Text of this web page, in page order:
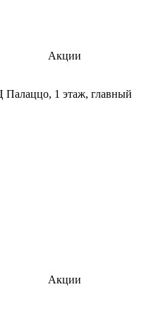
Акции
Палаццо, 1 этаж, главный
Акции